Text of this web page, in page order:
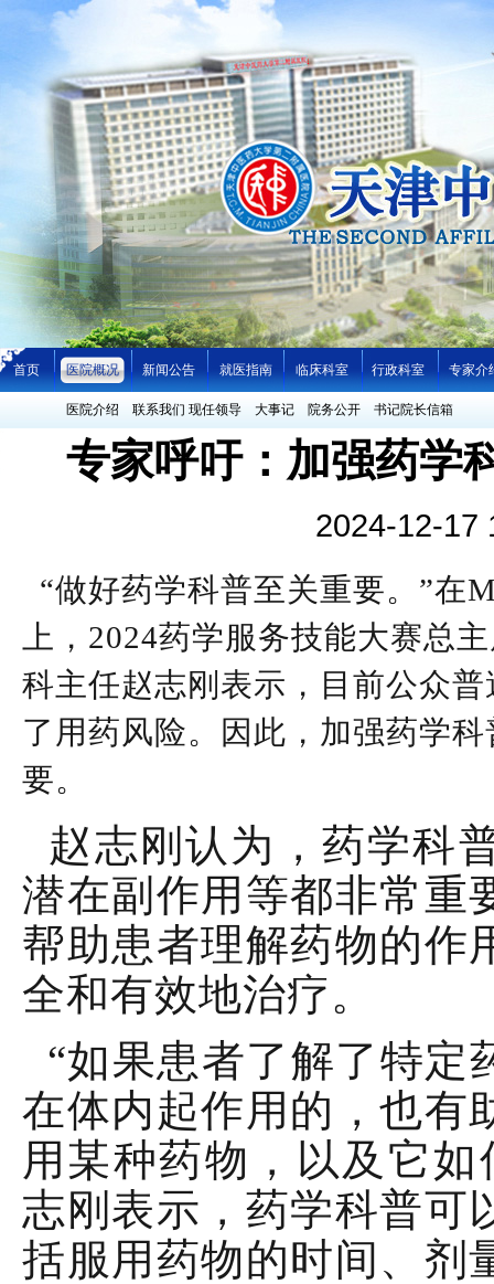
首页 医院概况 新闻公告 就医指南 临床科室 行政科室 专家介
医院介绍 联系我们 现任领导 大事记 院务公开 书记院长信箱
专家呼吁：加强药学
2024-12-17
“做好药学科普至关重要。”在
上，2024药学服务技能大赛总
科主任赵志刚表示，目前公众
了用药风险。因此，加强药学
要。
赵志刚认为，药学科
潜在副作用等都非常重
帮助患者理解药物的作
全和有效地治疗。
“如果患者了解了特定
在体内起作用的，也有
用某种药物，以及它
志刚表示，药学科普可
括服用药物的时间、剂